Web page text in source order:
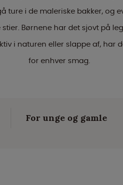
ture i de maleriske bakker, og
Børnene har det sjovt på
i naturen eller slappe af, har
for enhver smag.
For unge og gamle